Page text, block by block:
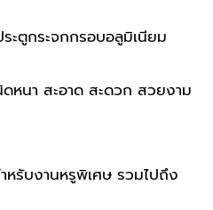
ะตูกระจกกรอบอลูมิเนียม
ดหนา สะอาด สะดวก สวยงาม
รับงานหรูพิเศษ รวมไปถึง